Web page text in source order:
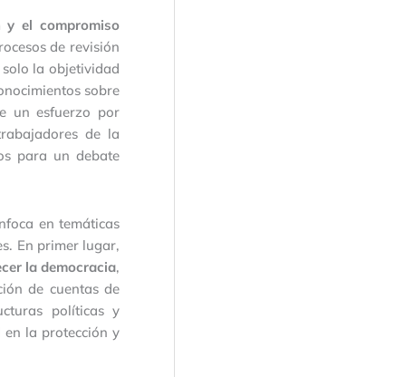
y el compromiso
de revisión
la objetividad
sobre
un esfuerzo por
de la
para un debate
en temáticas
En primer lugar,
la democracia,
de cuentas de
políticas y
en la protección y